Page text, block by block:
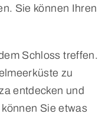
Sie können Ihren
Schloss treffen.
zu
entdecken und
Sie etwas